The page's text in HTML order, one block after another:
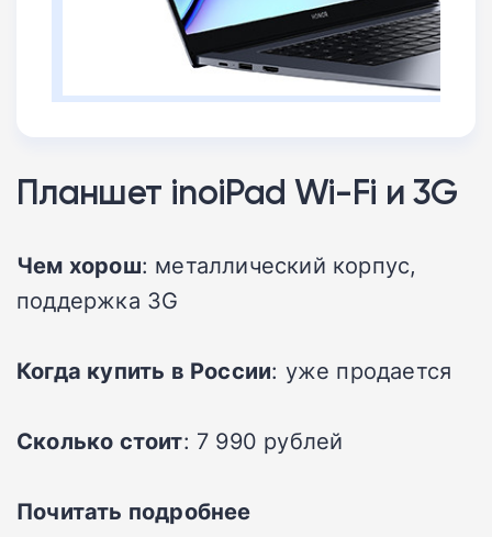
Планшет inoiPad Wi-Fi и 3G
Чем хорош: металлический корпус,
поддержка 3G
Когда купить в России: уже продается
Сколько стоит: 7 990 рублей
Почитать подробнее